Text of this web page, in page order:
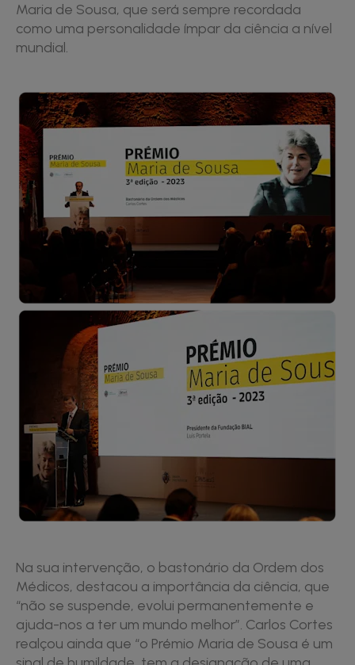
Maria de Sousa, que será sempre recordada
como uma personalidade ímpar da ciência a nível
mundial.
Na sua intervenção, o bastonário da Ordem dos
Médicos, destacou a importância da ciência, que
“não se suspende, evolui permanentemente e
ajuda-nos a ter um mundo melhor”. Carlos Cortes
realçou ainda que “o Prémio Maria de Sousa é um